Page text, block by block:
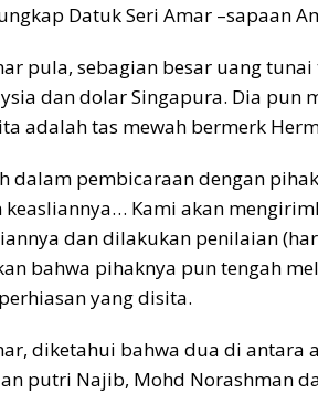
Datuk Seri Amar –sapaan
pula, sebagian besar uang
dan dolar Singapura. Dia pun
adalah tas mewah bermerk
dalam pembicaraan dengan
keasliannya… Kami akan
dan dilakukan penilaian
bahwa pihaknya pun tengah
yang disita.
diketahui bahwa dua di antara
putri Najib, Mohd Norashman